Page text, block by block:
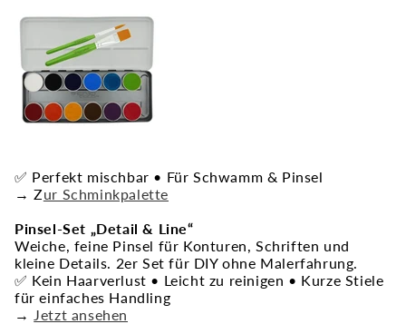
✅ Perfekt mischbar • Für Schwamm & Pinsel
→ Zur Schminkpalette
Pinsel-Set „Detail & Line“
Weiche, feine Pinsel für Konturen, Schriften und
kleine Details. 2er Set für DIY ohne Malerfahrung.
✅ Kein Haarverlust • Leicht zu reinigen • Kurze Stiele
für einfaches Handling
→ Jetzt ansehen